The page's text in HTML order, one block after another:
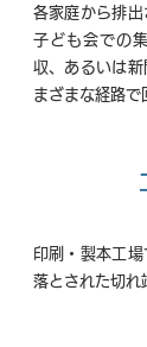
各家庭から排
子ども会での
収、あるいは
まざまな経路で
印刷・製本工
落とされた切れ